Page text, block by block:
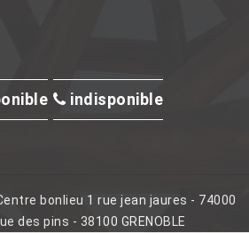
indisponible
bonlieu 1 rue jean jaures - 74000
des pins - 38100 GRENOBLE